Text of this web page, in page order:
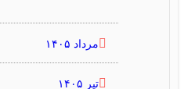
مرداد ۱۴۰۵